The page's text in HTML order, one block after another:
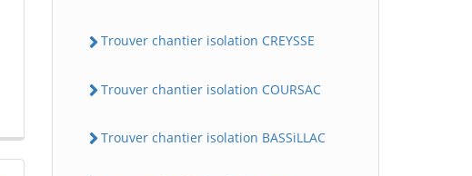
Trouver chantier isolation CREYSSE
Trouver chantier isolation COURSAC
Trouver chantier isolation BASSiLLAC